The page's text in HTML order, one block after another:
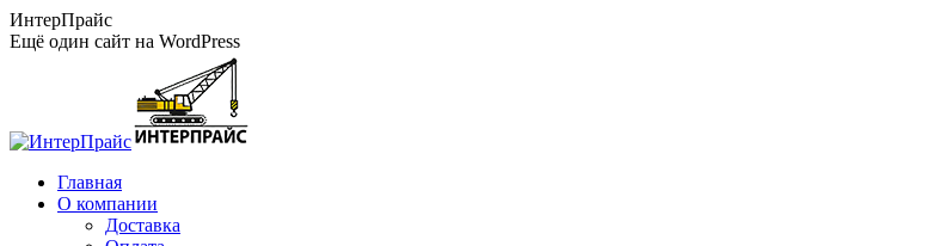
Перейти
к
ИнтерПрайс
Ещё один сайт на WordPress
Главная
О компании
Доставка